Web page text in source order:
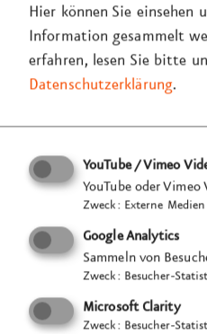
Hier können Sie einsehen
Information gesammelt
erfahren, lesen Sie bitte
Datenschutzerklärung.
YouTube / Vimeo
YouTube oder Vimeo
Zweck: Externe Medien
Google Analytics
Sammeln von
Zweck: Besucher-
Microsoft Clarity
Zweck: Besucher-